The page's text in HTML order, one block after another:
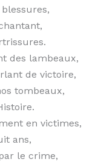
des lambeaux,
de victoire,
tombeaux,
en victimes,
ans,
le crime,